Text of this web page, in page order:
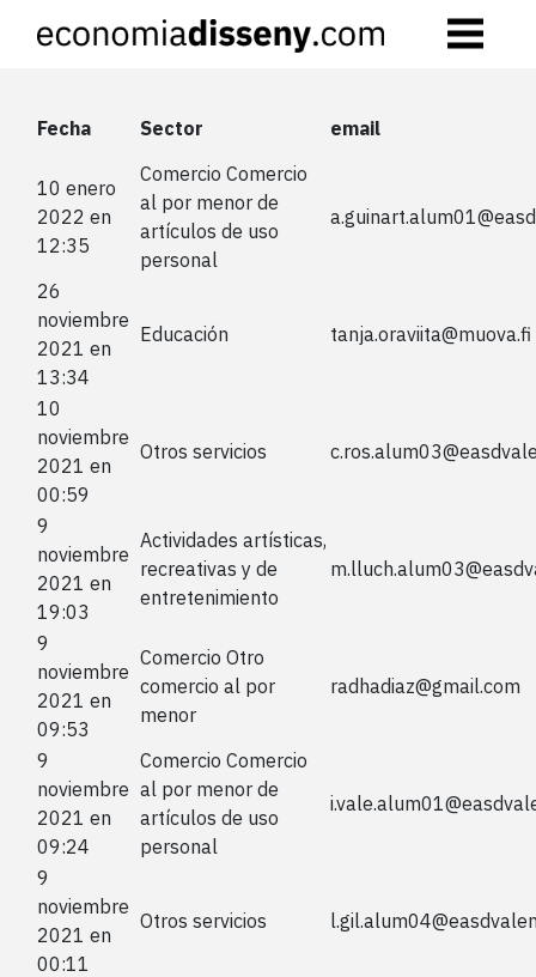
Fecha Sector email
10 enero
2022 en
12:35
Comercio Comercio
al por menor de
artículos de uso
personal
26
noviembre
2021 en
13:34
Educación tanja.oraviita@muova.fi
10
noviembre
2021 en
00:59
Otros servicios
9
noviembre
2021 en
19:03
Actividades artísticas,
recreativas y de
entretenimiento
9
noviembre
2021 en
09:53
Comercio Otro
comercio al por
menor
radhadiaz@gmail.com
9
noviembre
2021 en
09:24
Comercio Comercio
al por menor de
artículos de uso
personal
9
noviembre
2021 en
00:11
Otros servicios